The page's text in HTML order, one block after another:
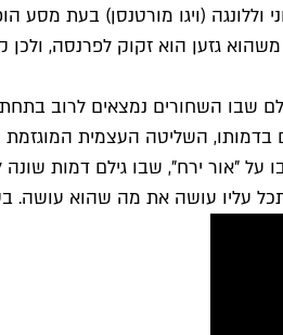
גזען הוא זקוק לפרנסה,
שבו השחורים נמצאים לרוב
השליטה העצמית
על "אור ירח", שבו גילם דמות
עליו עושה את מה שהוא